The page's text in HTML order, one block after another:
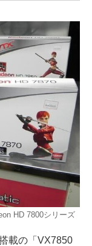
HD 7800シリーズ
載の「VX7850